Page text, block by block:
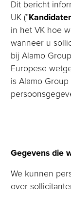
Dit bericht
UK (”
in het VK hoe
wanneer u
bij Alamo
Europese
is Alamo
Gegevens die
We kunnen
over